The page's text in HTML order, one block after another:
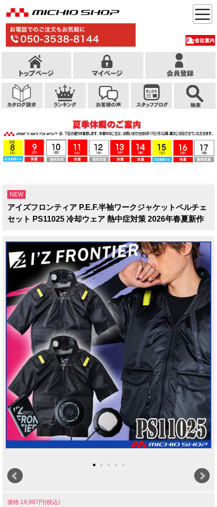
NEW
アイズフロンティア P.E.F.半袖ワークジャケットペルチェ
セット PS11025 冷却ウェア 熱中症対策 2026年春夏新作
価格:19,987円(税込)